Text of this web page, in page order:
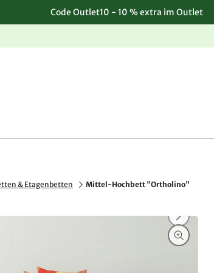
Code Outlet10 - 10 % extra im Outlet
& Etagenbetten Mittel-Hochbett "Ortholino"